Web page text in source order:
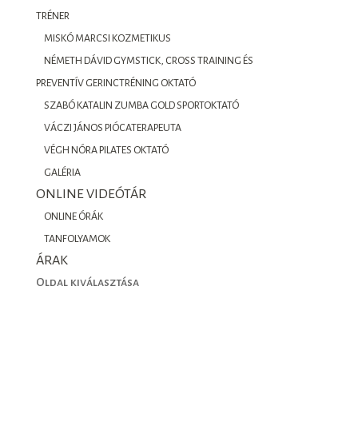
TRÉNER
MISKÓ MARCSI KOZMETIKUS
NÉMETH DÁVID GYMSTICK, CROSS TRAINING ÉS
PREVENTÍV GERINCTRÉNING OKTATÓ
SZABÓ KATALIN ZUMBA GOLD SPORTOKTATÓ
VÁCZI JÁNOS PIÓCATERAPEUTA
VÉGH NÓRA PILATES OKTATÓ
GALÉRIA
ONLINE VIDEÓTÁR
ONLINE ÓRÁK
TANFOLYAMOK
ÁRAK
Oldal kiválasztása